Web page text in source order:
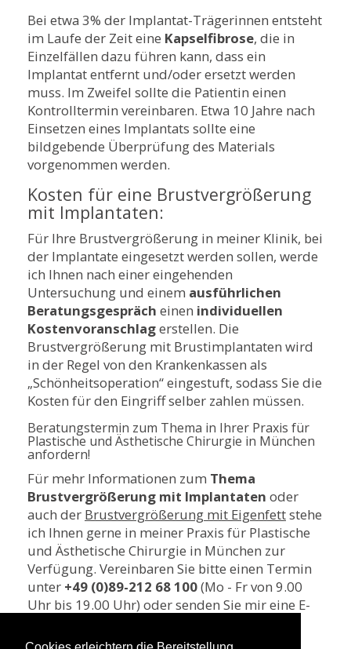
Bei etwa 3% der Implantat-Trägerinnen entsteht
im Laufe der Zeit eine Kapselfibrose, die in
Einzelfällen dazu führen kann, dass ein
Implantat entfernt und/oder ersetzt werden
muss. Im Zweifel sollte die Patientin einen
Kontrolltermin vereinbaren. Etwa 10 Jahre nach
Einsetzen eines Implantats sollte eine
bildgebende Überprüfung des Materials
vorgenommen werden.
Kosten für eine Brustvergrößerung
mit Implantaten:
Für Ihre Brustvergrößerung in meiner Klinik, bei
der Implantate eingesetzt werden sollen, werde
ich Ihnen nach einer eingehenden
Untersuchung und einem ausführlichen
Beratungsgespräch einen individuellen
Kostenvoranschlagerstellen. Die
Brustvergrößerung mit Brustimplantaten wird
in der Regel von den Krankenkassen als
„Schönheitsoperation“ eingestuft, sodass Sie die
Kosten für den Eingriff selber zahlen müssen.
Beratungstermin zum Thema in Ihrer Praxis für
Plastische und Ästhetische Chirurgie in München
anfordern!
Für mehr Informationen zum Thema
Brustvergrößerung mit Implantaten oder
auch der Brustvergrößerung mit Eigenfettstehe
ich Ihnen gerne in meiner Praxis für Plastische
und Ästhetische Chirurgie in München zur
Verfügung. Vereinbaren Sie bitte einen Termin
unter +49 (0)89-212 68 100(Mo - Fr von 9.00
Uhr bis 19.00 Uhr) oder senden Sie mir eine E-
muenchen.com. Ich freue mich auf Sie!